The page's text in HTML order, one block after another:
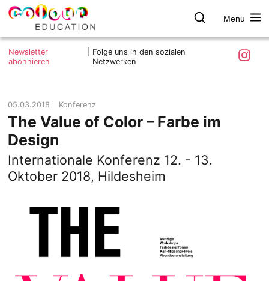
Skip
colour.education
Farbe
entdecken
Menu
Was ist colour.education?
Ziele und Mitmachen
Impressum
Datenschutzerklärung
Newsletter
abonnieren
Folge uns in den sozialen
Netzwerken
05.03.2018 Konferenz
The Value of Color – Farbe im
Design
Internationale Konferenz 12. - 13.
Oktober 2018, Hildesheim